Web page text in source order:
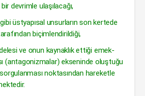
devrimle ulaşılacağı,
üstyapısal unsurların son kertede
biçimlendirildiği,
ve onun kaynaklık ettiği emek-
(antagonizmalar) ekseninde oluştuğu
noktasından hareketle